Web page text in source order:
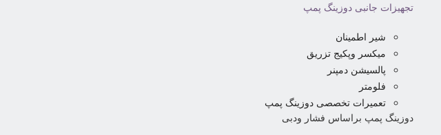
تجهیزات جانبی دوزینگ پمپ
شیر اطمینان
میکسر وپکیج تزریق
پالسیشن دمپنر
فلومتر
تعمیرات تخصصی دوزینگ پمپ
دوزینگ پمپ براساس فشار ودبی